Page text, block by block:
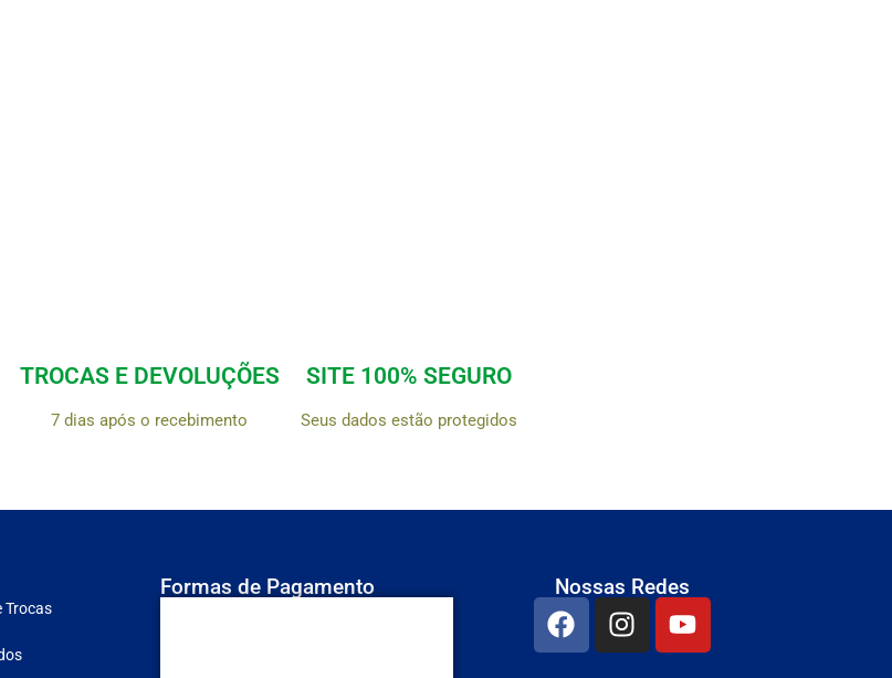
TROCAS E DEVOLUÇÕES
7 dias após o recebimento
SITE 100% SEGURO
Seus dados estão protegidos
Trocas
Formas de Pagamento Nossas Redes